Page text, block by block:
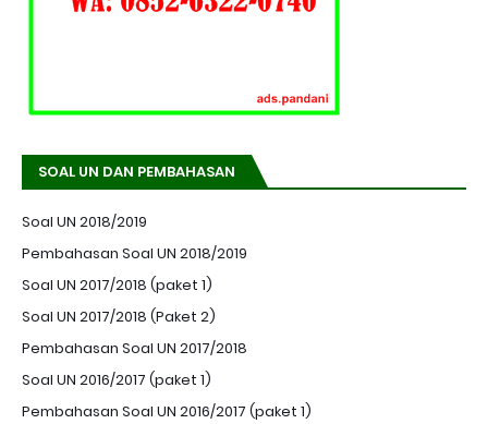
SOAL UN DAN PEMBAHASAN
Soal UN 2018/2019
Pembahasan Soal UN 2018/2019
Soal UN 2017/2018 (paket 1)
Soal UN 2017/2018 (Paket 2)
Pembahasan Soal UN 2017/2018
Soal UN 2016/2017 (paket 1)
Pembahasan Soal UN 2016/2017 (paket 1)